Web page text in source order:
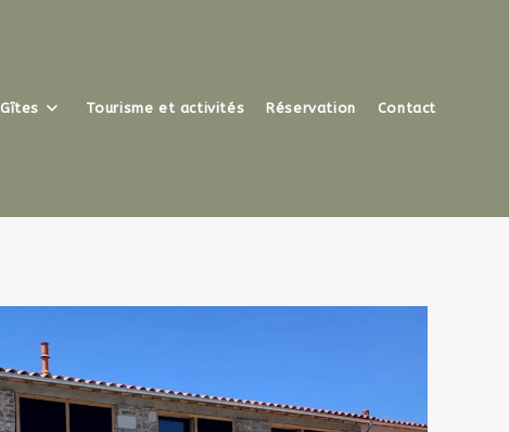
Gîtes Tourisme et activités Réservation Contact